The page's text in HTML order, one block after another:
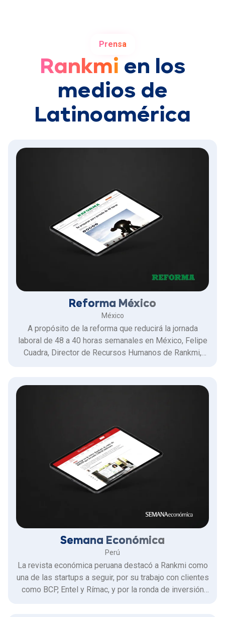
Prensa
Rankmi en los
medios de
Latinoamérica
Reforma México
México
A propósito de la reforma que reducirá la jornada
laboral de 48 a 40 horas semanales en México, Felipe
Cuadra, Director de Recursos Humanos de Rankmi,
hacia modelos de gestión por resultados, no por horas
Semana Económica
Perú
La revista económica peruana destacó a Rankmi como
una de las startups a seguir, por su trabajo con clientes
como BCP, Entel y Rímac, y por la ronda de inversión